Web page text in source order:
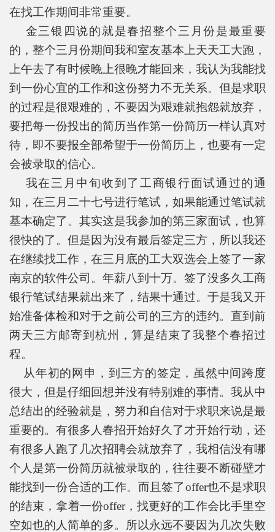
在找工作期间非常重要。
金三银四说的就是春招整个三月份是最重要
的，整个三月份期间我和室友基本上天天工大跑，
上午去了有时候晚上很晚才能回来，我认为我能找
到一份心宜的工作和这份努力不无关系。但是求职
的过程是很艰难的，不要因为艰难就抱怨就放弃，
要把每一份投出的简历当作第一份简历一样认真对
待，即不要报全部希望于一份简历上，也要有一定
会被录取的信心。
我在三月中旬收到了工商银行面试通过的通
知，在三月二十七号进行笔试，如果能通过笔试就
基本确定了。其实这是我参加的第三家面试，也算
很快的了。但是因为没有最后签定三方，所以我还
在继续找工作，在三月底的工大双选会上签了一家
南京的软件公司。年薪八到十万。签了没多久工商
银行笔试结果就出来了，结果十通过。于是我又开
始准备体检和对于之前公司的三方的违约。直到前
两天三方邮寄到杭州，算是结束了我整个春招过
程。
从年初的网申，到三方的签定，虽然中间跨度
很大，但是仔细回想并没有特别难的事情。我从中
总结出的经验就是，努力和自信对于求职来说是最
重要的。有很多人春招开始好久了才开始行动，还
有很多人跑了几次招聘会就放弃了，我相信没有哪
个人是第一份简历就被录取的，往往要不断碰壁才
能找到一份合适的工作。而且签了offer也不是求职
的结束，拿着一份offer，找更好的工作会比手里空
空如也的人简单的多。所以永远不要因为几次失败